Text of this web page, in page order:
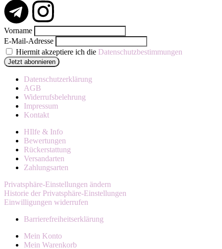
Vorname
E-Mail-Adresse
Hiermit akzeptiere ich die Datenschutzbestimmungen
Datenschutzerklärung
AGB
Widerrufsbelehrung
Impressum
Kontakt
HIlfe & Info
Bewertungen
Rückerstattung
Versandarten
Zahlungsarten
Privatsphäre-Einstellungen ändern
Historie der Privatsphäre-Einstellungen
Einwilligungen widerrufen
Barrierefreiheitserklärung
Mein Konto
Mein Warenkorb